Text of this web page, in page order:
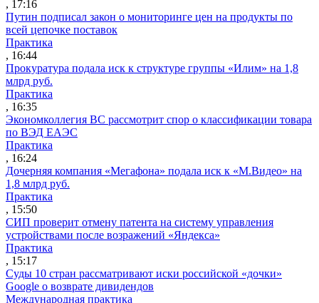
, 17:16
Путин подписал закон о мониторинге цен на продукты по
всей цепочке поставок
Практика
, 16:44
Прокуратура подала иск к структуре группы «Илим» на 1,8
млрд руб.
Практика
, 16:35
Экономколлегия ВС рассмотрит спор о классификации товара
по ВЭД ЕАЭС
Практика
, 16:24
Дочерняя компания «Мегафона» подала иск к «М.Видео» на
1,8 млрд руб.
Практика
, 15:50
СИП проверит отмену патента на систему управления
устройствами после возражений «Яндекса»
Практика
, 15:17
Суды 10 стран рассматривают иски российской «дочки»
Google о возврате дивидендов
Международная практика